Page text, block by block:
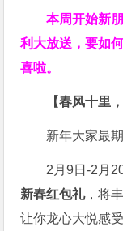
本周开始新
利大放送，要如
喜啦。
【春风十里
新年大家最
2月9日-2月
新春红包礼，将
让你龙心大悦感